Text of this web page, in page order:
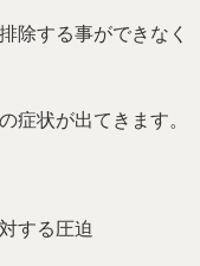
除する事ができなく
症状が出てきます。
する圧迫